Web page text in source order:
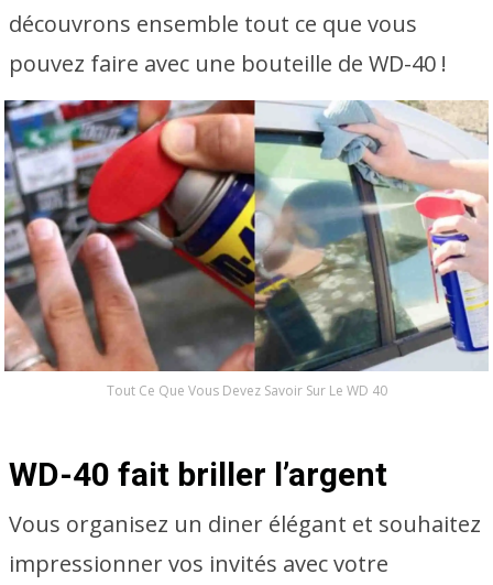
découvrons ensemble tout ce que vous
pouvez faire avec une bouteille de WD-40 !
Tout Ce Que Vous Devez Savoir Sur Le WD 40
WD-40 fait briller l’argent
Vous organisez un diner élégant et souhaitez
impressionner vos invités avec votre